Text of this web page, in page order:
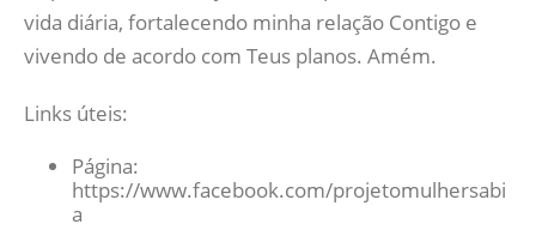
vida diária, fortalecendo minha relação Contigo e
vivendo de acordo com Teus planos. Amém.
Links úteis:
Página:
https://www.facebook.com/projetomulhersabi
a